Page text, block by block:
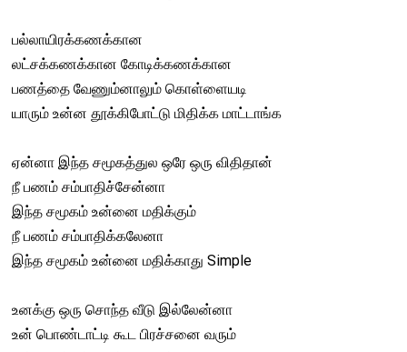
பல்லாயிரக்கணக்கான
லட்சக்கணக்கான கோடிக்கணக்கான
பணத்தை வேணும்னாலும் கொள்ளையடி
யாரும் உன்ன தூக்கிபோட்டு மிதிக்க மாட்டாங்க
ஏன்னா இந்த சமூகத்துல ஒரே ஒரு விதிதான்
நீ பணம் சம்பாதிச்சேன்னா
இந்த சமூகம் உன்னை மதிக்கும்
நீ பணம் சம்பாதிக்கலேனா
இந்த சமூகம் உன்னை மதிக்காது Simple
உனக்கு ஒரு சொந்த வீடு இல்லேன்னா
உன் பொண்டாட்டி கூட பிரச்சனை வரும்